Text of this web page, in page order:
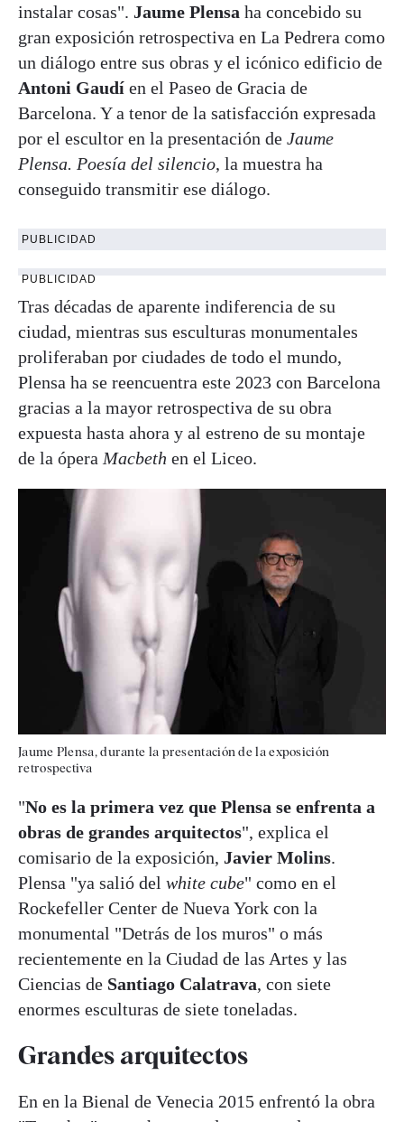
instalar cosas". Jaume Plensa ha concebido su
gran exposición retrospectiva en La Pedrera como
un diálogo entre sus obras y el icónico edificio de
Antoni Gaudí en el Paseo de Gracia de
Barcelona. Y a tenor de la satisfacción expresada
por el escultor en la presentación de Jaume
Plensa. Poesía del silencio, la muestra ha
conseguido transmitir ese diálogo.
PUBLICIDAD
PUBLICIDAD
Tras décadas de aparente indiferencia de su
ciudad, mientras sus esculturas monumentales
proliferaban por ciudades de todo el mundo,
Plensa ha se reencuentra este 2023 con Barcelona
gracias a la mayor retrospectiva de su obra
expuesta hasta ahora y al estreno de su montaje
de la ópera Macbeth en el Liceo.
Jaume Plensa, durante la presentación de la exposición
retrospectiva
"No es la primera vez que Plensa se enfrenta a
obras de grandes arquitectos", explica el
comisario de la exposición, Javier Molins.
Plensa "ya salió del white cube" como en el
Rockefeller Center de Nueva York con la
monumental "Detrás de los muros" o más
recientemente en la Ciudad de las Artes y las
Ciencias de Santiago Calatrava, con siete
enormes esculturas de siete toneladas.
Grandes arquitectos
En en la Bienal de Venecia 2015 enfrentó la obra